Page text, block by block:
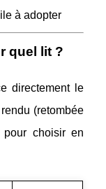
à adopter
quel lit ?
directement le
(retombée
choisir en